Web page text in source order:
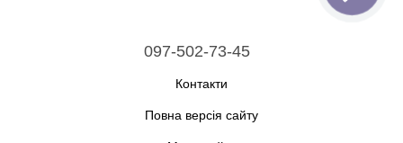
097-502-73-45
Контакти
Повна версія сайту